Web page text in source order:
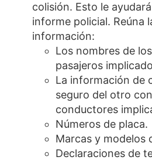
colisión. Esto le
informe policial. Reúna
información:
Los nombres de
pasajeros
La información de
seguro del otro
conductores
Números de placa.
Marcas y modelos
Declaraciones de